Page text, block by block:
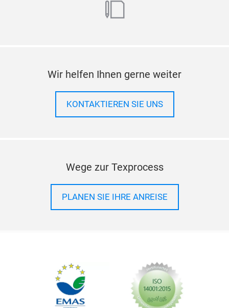
blog
Wir helfen Ihnen gerne weiter
KONTAKTIEREN SIE UNS
Wege zur Texprocess
PLANEN SIE IHRE ANREISE